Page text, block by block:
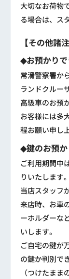
大切なお荷物
る場合は、ス
【その他諸
◆お預かり
常滑警察署か
ランドクルー
高級車のお預
お客様には多
程お願い申し
◆鍵のお預
ご利用期間中
りいたします。
当店スタッフ
来店時、お車
ーホルダーな
いします。
ご自宅の鍵が
の鍵か判別で
（つけたま